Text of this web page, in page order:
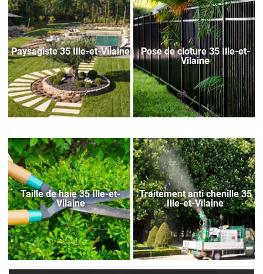
Paysagiste 35 Ille-et-Vilaine
Pose de cloture 35 Ille-et-
Vilaine
Taille de haie 35 Ille-et-
Vilaine
Traitement anti chenille 35
Ille-et-Vilaine